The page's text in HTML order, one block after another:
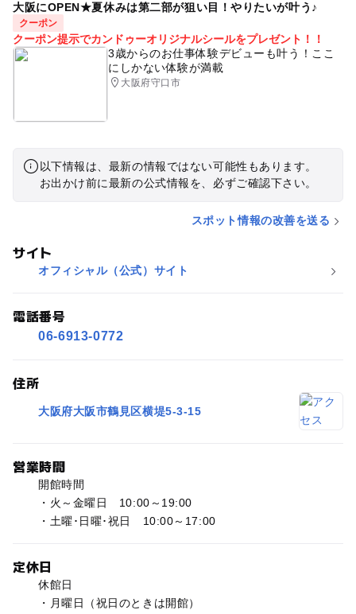
大阪にOPEN★夏休みは第二部が狙い目！やりたいが叶う♪
クーポン
クーポン提示でカンドゥーオリジナルシールをプレゼント！！
3歳からのお仕事体験デビューも叶う！ここ
にしかない体験が満載
大阪府守口市
以下情報は、最新の情報ではない可能性もあります。
お出かけ前に最新の公式情報を、必ずご確認下さい。
スポット情報の改善を送る
サイト
オフィシャル（公式）サイト
電話番号
06-6913-0772
住所
大阪府大阪市鶴見区横堤5-3-15
営業時間
開館時間
・火～金曜日 10:00～19:00
・土曜･日曜･祝日 10:00～17:00
定休日
休館日
・月曜日（祝日のときは開館）